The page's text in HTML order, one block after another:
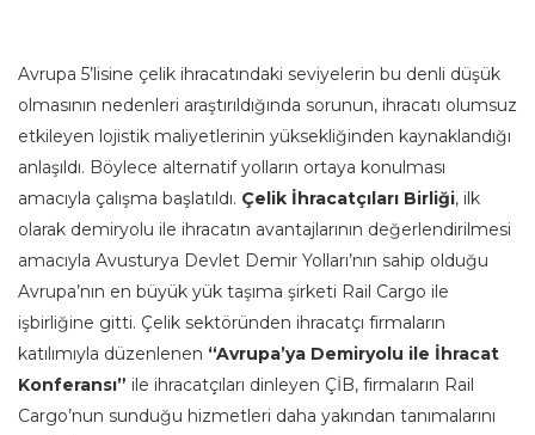
Avrupa 5’lisine çelik ihracatındaki seviyelerin bu denli düşük
olmasının nedenleri araştırıldığında sorunun, ihracatı olumsuz
etkileyen lojistik maliyetlerinin yüksekliğinden kaynaklandığı
anlaşıldı. Böylece alternatif yolların ortaya konulması
amacıyla çalışma başlatıldı. Çelik İhracatçıları Birliği, ilk
olarak demiryolu ile ihracatın avantajlarının değerlendirilmesi
amacıyla Avusturya Devlet Demir Yolları’nın sahip olduğu
Avrupa’nın en büyük yük taşıma şirketi Rail Cargo ile
işbirliğine gitti. Çelik sektöründen ihracatçı firmaların
katılımıyla düzenlenen “Avrupa’ya Demiryolu ile İhracat
Konferansı” ile ihracatçıları dinleyen ÇİB, firmaların Rail
Cargo’nun sunduğu hizmetleri daha yakından tanımalarını